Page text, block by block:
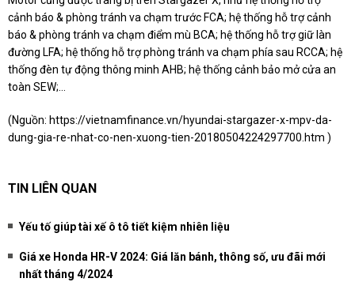
cảnh báo & phòng tránh va chạm trước FCA; hệ thống hỗ trợ cảnh
báo & phòng tránh va chạm điểm mù BCA; hệ thống hỗ trợ giữ làn
đường LFA; hệ thống hỗ trợ phòng tránh va chạm phía sau RCCA; hệ
thống đèn tự động thông minh AHB; hệ thống cảnh bảo mở cửa an
toàn SEW;…
(Nguồn: https://vietnamfinance.vn/hyundai-stargazer-x-mpv-da-
dung-gia-re-nhat-co-nen-xuong-tien-20180504224297700.htm )
TIN LIÊN QUAN
Yếu tố giúp tài xế ô tô tiết kiệm nhiên liệu
Giá xe Honda HR-V 2024: Giá lăn bánh, thông số, ưu đãi mới
nhất tháng 4/2024